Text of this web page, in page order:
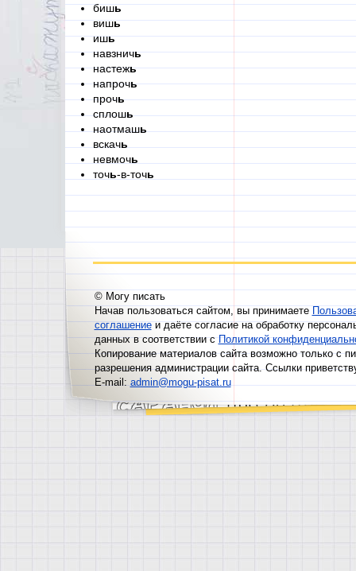
бишь
вишь
ишь
навзничь
настежь
напрочь
прочь
сплошь
наотмашь
вскачь
невмочь
точь-в-точь
© Могу писать
Начав пользоваться сайтом, вы принимаете
соглашениеи даёте согласие на обработку
данных в соответствии сПолитикой
Копирование материалов сайта возможно только с
разрешения администрации сайта. Ссылки
E-mail:admin@mogu-pisat.ru